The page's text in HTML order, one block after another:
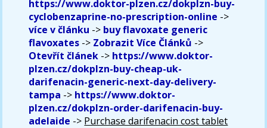
https://www.doktor-plzen.cz/dokplzn-buy-
cyclobenzaprine-no-prescription-online ->
více v článku -> buy flavoxate generic
flavoxates -> Zobrazit Více Článků ->
Otevřít článek -> https://www.doktor-
plzen.cz/dokplzn-buy-cheap-uk-
darifenacin-generic-next-day-delivery-
tampa -> https://www.doktor-
plzen.cz/dokplzn-order-darifenacin-buy-
adelaide -> Purchase darifenacin cost tablet